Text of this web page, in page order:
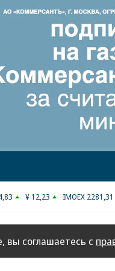
¥ 12,23 IMOEX 2281,31
вы соглашаетесь с